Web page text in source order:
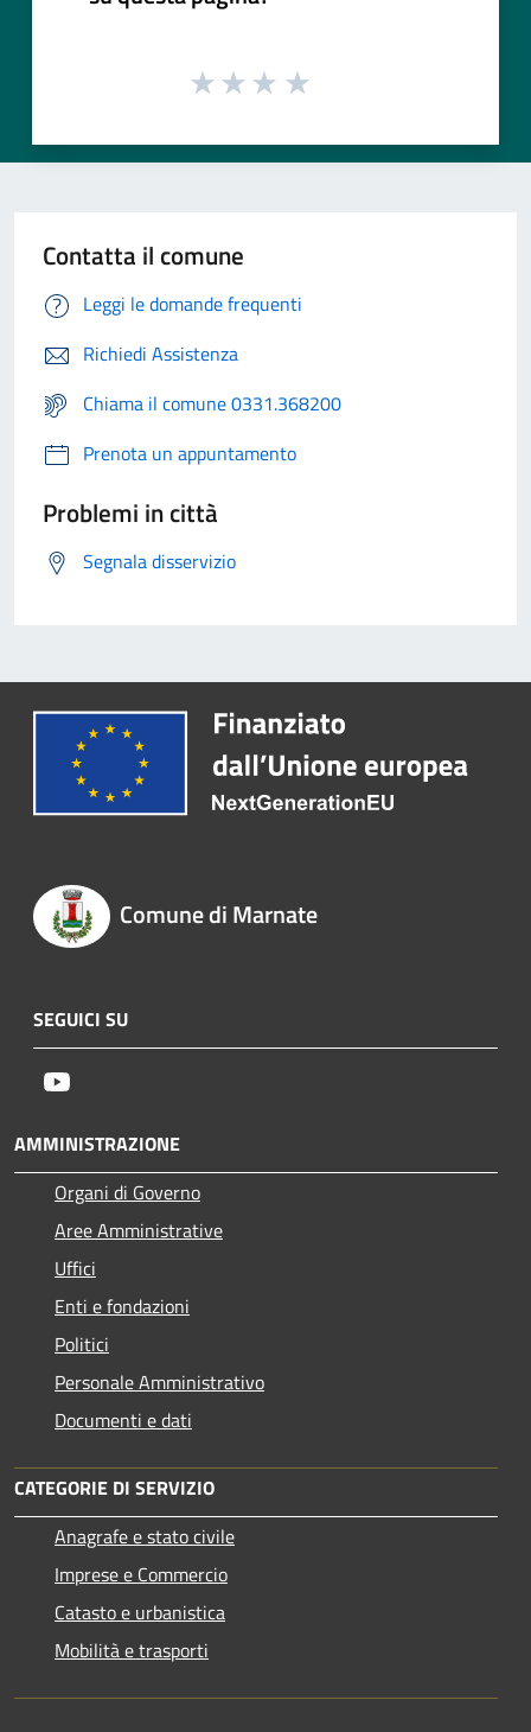
Contatta il comune
Leggi le domande frequenti
Richiedi Assistenza
Chiama il comune 0331.368200
Prenota un appuntamento
Problemi in città
Segnala disservizio
Comune di Marnate
SEGUICI SU
AMMINISTRAZIONE
Organi di Governo
Aree Amministrative
Uffici
Enti e fondazioni
Politici
Personale Amministrativo
Documenti e dati
CATEGORIE DI SERVIZIO
Anagrafe e stato civile
Imprese e Commercio
Catasto e urbanistica
Mobilità e trasporti